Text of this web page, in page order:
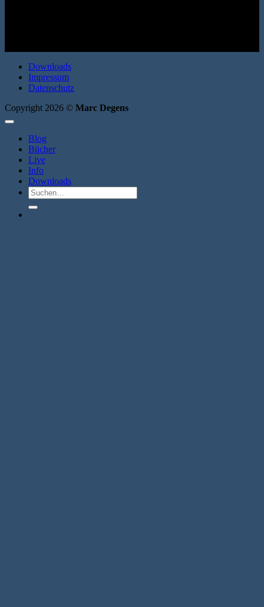
Downloads
Impressum
Datenschutz
Copyright 2026 © Marc Degens
Blog
Bücher
Live
Info
Downloads
Suche
nach: